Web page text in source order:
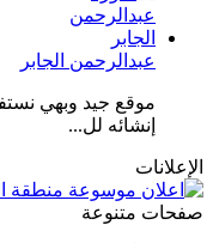
عبدالرحمن الجابر
موقع جيد وبهي
إنشائه لل...
الإعلانات
صفحات متنوعة